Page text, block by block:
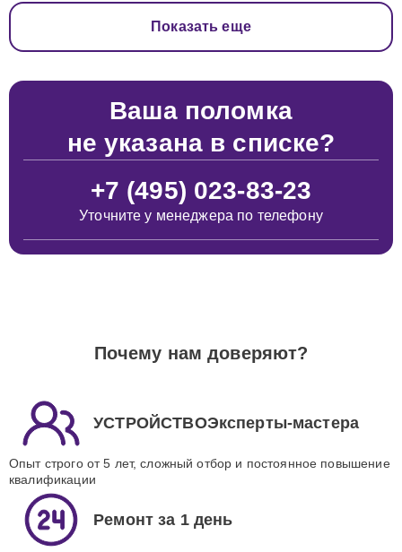
Показать еще
Ваша поломка
не указана в списке?
+7 (495) 023-83-23
Уточните у менеджера по телефону
Почему нам доверяют?
УСТРОЙСТВОЭксперты-мастера
Опыт строго от 5 лет, сложный отбор и постоянное повышение
квалификации
Ремонт за 1 день